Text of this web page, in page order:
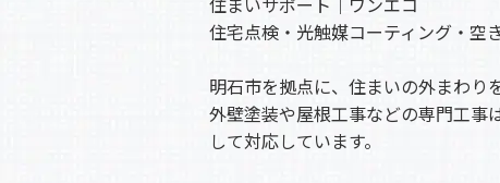
住宅点検・光触媒コーティング・空
明石市を拠点に、住まいの外まわり
外壁塗装や屋根工事などの専門工事
して対応しています。